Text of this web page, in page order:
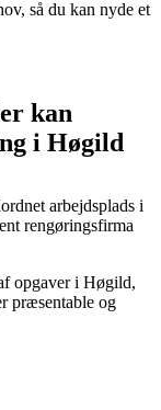
så du kan nyde et
kan
i Høgild
arbejdsplads i
rengøringsfirma
opgaver i Høgild,
præsentable og